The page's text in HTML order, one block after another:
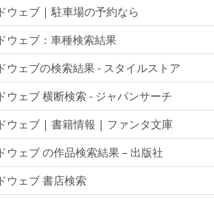
ウェブ | 駐車場の予約なら
ウェブ：車種検索結果
ウェブの検索結果 - スタイルストア
ウェブ 横断検索 - ジャパンサーチ
ウェブ | 書籍情報 | ファンタ文庫
ウェブ の作品検索結果 – 出版社
ウェブ 書店検索